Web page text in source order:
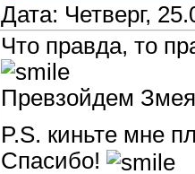
Дата: Четверг,
Что правда, то
Превзойдем
P.S. киньте мне
Спасибо!